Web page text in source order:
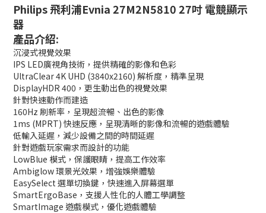
Philips 飛利浦Evnia 27M2N5810 27吋 電競顯示
器
產品介紹:
沉浸式視覺效果
IPS LED廣視角技術，提供精確的影像和色彩
UltraClear 4K UHD (3840x2160) 解析度，精準呈現
DisplayHDR 400，更生動出色的視覺效果
針對快速動作而建造
160Hz 刷新率，呈現超流暢、出色的影像
1ms (MPRT) 快速反應，呈現清晰的影像和流暢的遊戲體驗
低輸入延遲，減少設備之間的時間延遲
針對遊戲玩家需求而設計的功能
LowBlue 模式，保護眼睛，提高工作效率
Ambiglow 環景光效果，增強娛樂體驗
EasySelect 選單切換鍵，快速進入屏幕選單
SmartErgoBase，支援人性化的人體工學調整
SmartImage 遊戲模式，優化遊戲體驗